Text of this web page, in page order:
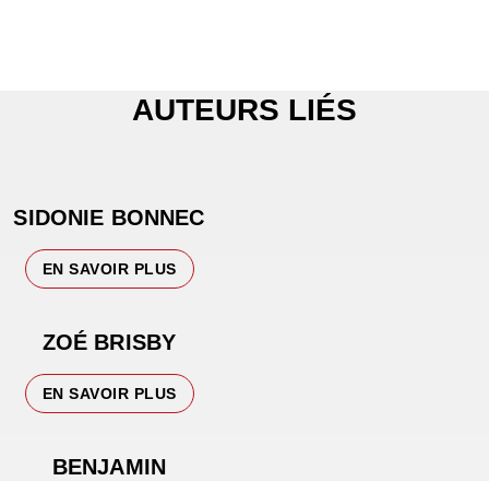
AUTEURS LIÉS
SIDONIE BONNEC
EN SAVOIR PLUS
ZOÉ BRISBY
EN SAVOIR PLUS
BENJAMIN